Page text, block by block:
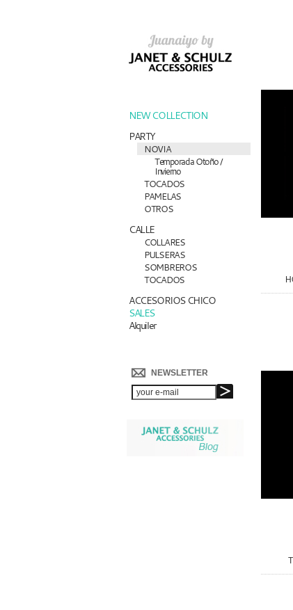
NEW COLLECTION
PARTY
NOVIA
Temporada Otoño /
Invierno
TOCADOS
PAMELAS
OTROS
CALLE
COLLARES
PULSERAS
SOMBREROS
TOCADOS
ACCESORIOS CHICO
SALES
Alquiler
NEWSLETTER